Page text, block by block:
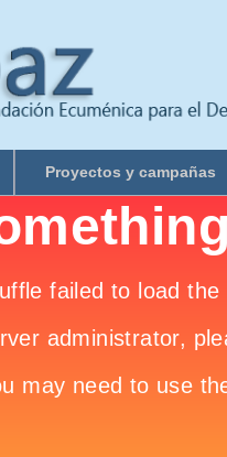
Proyectos y campañas